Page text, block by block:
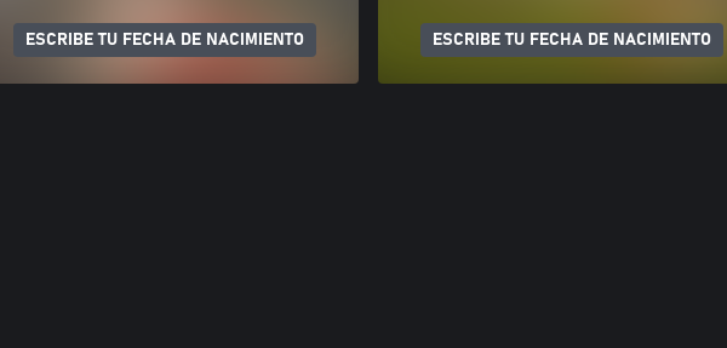
ESCRIBE TU FECHA DE NACIMIENTO ESCRIBE TU FECHA DE NACIMIENTO